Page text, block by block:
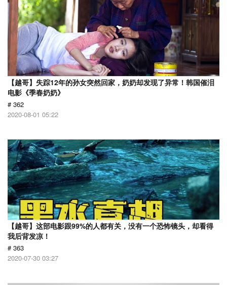
【越哥】失踪12年的孙女突然回家，奶奶却发现了异常！韩国催泪
电影《季春奶奶》
# 362
2020-08-01 05:22
【越哥】这部电影跟99%的人都有关，没有一个恐怖镜头，却看得
我后背发凉！
# 363
2020-07-30 03:27